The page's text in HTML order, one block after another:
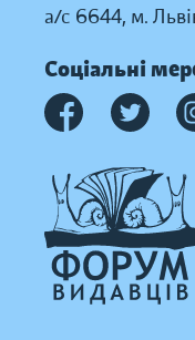
а/с 6644, м.
Соціальні